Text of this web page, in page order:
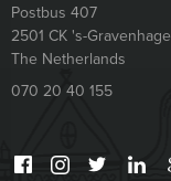
Postbus 407
2501 CK 's-Gravenhage
The Netherlands
070 20 40 155